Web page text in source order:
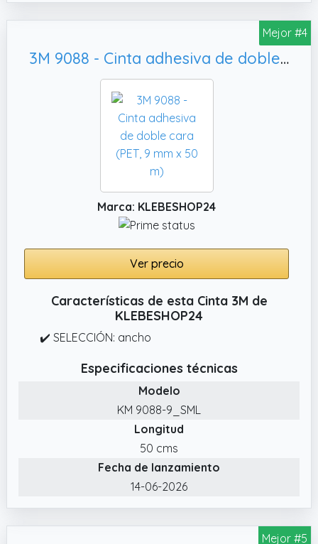
Mejor #4
3M 9088 - Cinta adhesiva de doble cara (PET, 9 mm x 50 m)
Marca: KLEBESHOP24
Ver precio
Características de esta Cinta 3M de
KLEBESHOP24
✔️ SELECCIÓN: ancho
Especificaciones técnicas
Modelo
KM 9088-9_SML
Longitud
50 cms
Fecha de lanzamiento
14-06-2026
Mejor #5